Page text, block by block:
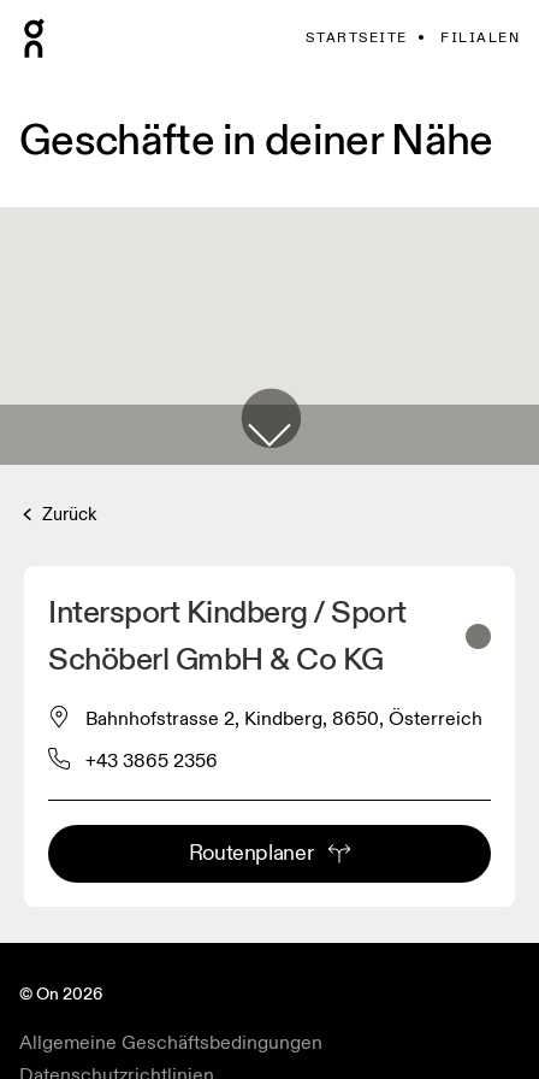
STARTSEITE FILIALEN
Geschäfte in deiner Nähe
Zurück
Intersport Kindberg / Sport
Schöberl GmbH & Co KG
Bahnhofstrasse 2, Kindberg, 8650, Österreich
+43 3865 2356
Routenplaner
© On 2026
Allgemeine Geschäftsbedingungen